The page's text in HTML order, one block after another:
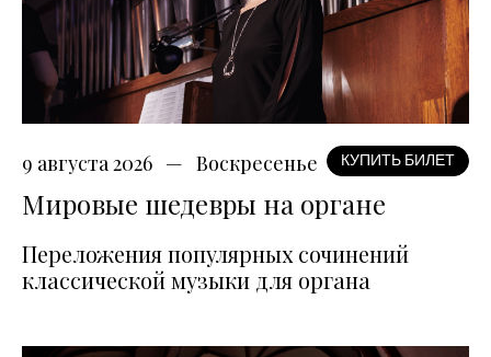
9 августа 2026 Воскресенье КУПИТЬ БИЛЕТ
Мировые шедевры на органе
Переложения популярных сочинений
классической музыки для органа